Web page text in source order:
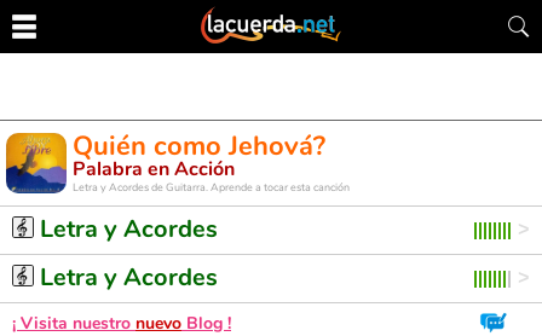
Quién como Jehová?
Palabra en Acción
Letra y Acordes de Guitarra. Aprende a tocar esta canción
Letra y Acordes
Letra y Acordes
¡ Visita nuestro nuevo Blog !